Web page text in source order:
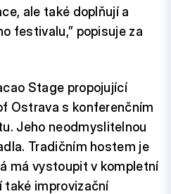
ale také doplňují a
festivalu,” popisuje za
Stage propojující
Ostrava s konferenčním
Jeho neodmyslitelnou
Tradičním hostem je
má vystoupit v kompletní
také improvizační